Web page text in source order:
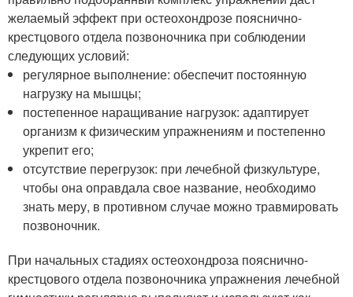
желаемый эффект при остеохондрозе пояснично-
крестцового отдела позвоночника при соблюдении
следующих условий:
регулярное выполнение: обеспечит постоянную
нагрузку на мышцы;
постепенное наращивание нагрузок: адаптирует
организм к физическим упражнениям и постепенно
укрепит его;
отсутствие перегрузок: при лечебной физкультуре,
чтобы она оправдала свое название, необходимо
знать меру, в противном случае можно травмировать
позвоночник.
При начальных стадиях остеохондроза пояснично-
крестцового отдела позвоночника упражнения лечебной